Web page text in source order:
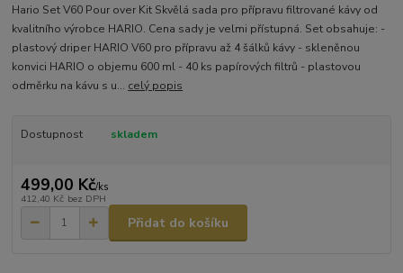
Hario Set V60 Pour over Kit Skvělá sada pro přípravu filtrované kávy od
kvalitního výrobce HARIO. Cena sady je velmi přístupná. Set obsahuje: -
plastový driper HARIO V60 pro přípravu až 4 šálků kávy - skleněnou
konvici HARIO o objemu 600 ml - 40 ks papírových filtrů - plastovou
odměrku na kávu s u... celý popis
Dostupnost skladem
499,00 Kč/ks
412,40 Kč bez DPH
Přidat do košíku